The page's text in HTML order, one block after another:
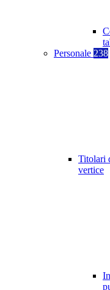
Personale 238
Titolari
vertice